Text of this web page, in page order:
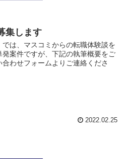
集します
では、マスコミからの転職体験談を
案件ですが、下記の執筆概要をご
わせフォームよりご連絡くださ
2022.02.25